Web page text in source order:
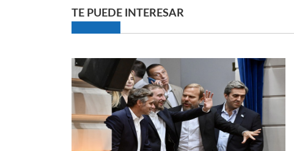
TE PUEDE INTERESAR